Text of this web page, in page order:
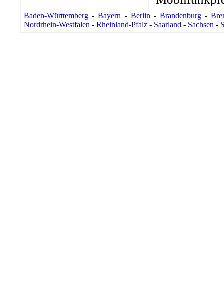
Baden-Württemberg -Bayern - Berlin -Brandenburg -
Nordrhein-Westfalen - Rheinland-Pfalz - Saarland - Sachsen -